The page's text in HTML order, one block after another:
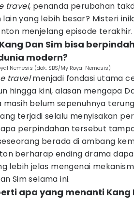
travel, penanda perubahan
lain yang lebih besar? Misteri
menjelang episode terakhir.
Dan Sim bisa
modern?
Nemesis (dok. SBS/My Royal Nemesis)
travelmenjadi fondasi utama
hingga kini, alasan mengapa
belum sepenuhnya
terjadi selalu menyisakan
perpindahan tersebut
berada di ambang
berharap ending drama
lebih jelas mengenai
Sim selama ini.
apa yang menanti Kang